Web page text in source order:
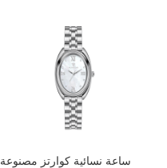
ساعة نسائية كوارتز مصنوعة